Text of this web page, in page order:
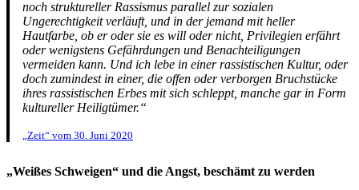
noch struktureller Rassismus parallel zur sozialen
Ungerechtigkeit verläuft, und in der jemand mit heller
Hautfarbe, ob er oder sie es will oder nicht, Privilegien erfährt
oder wenigstens Gefährdungen und Benachteiligungen
vermeiden kann. Und ich lebe in einer rassistischen Kultur, oder
doch zumindest in einer, die offen oder verborgen Bruchstücke
ihres rassistischen Erbes mit sich schleppt, manche gar in Form
kultureller Heiligtümer.“
„Zeit“ vom 30. Juni 2020
„Weißes Schweigen“ und die Angst, beschämt zu werden